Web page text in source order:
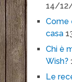
14/
Come
casa
Chi è
Wish?
Le